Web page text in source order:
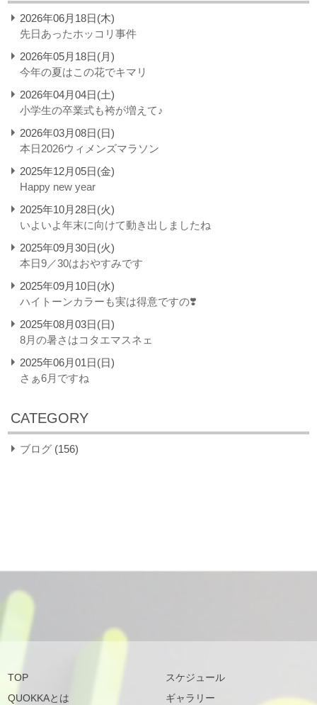
2026年06月18日(木)
先日あったホッコリ事件
2026年05月18日(月)
今年の夏はこの花でキマリ
2026年04月04日(土)
小学生の卒業式も袴が増えて♪
2026年03月08日(日)
本日2026ウィメンズマラソン
2025年12月05日(金)
Happy new year
2025年10月28日(火)
いよいよ年末に向けて動き出しましたね
2025年09月30日(火)
本日9／30はおやすみです
2025年09月10日(水)
ハイトーンカラーも実は得意ですの❣️
2025年08月03日(日)
8月の暑さはコタエマスネェ
2025年06月01日(日)
さぁ6月ですね
CATEGORY
ブログ (156)
TOP
QUOKKAとは
スケジュール
ギャラリー